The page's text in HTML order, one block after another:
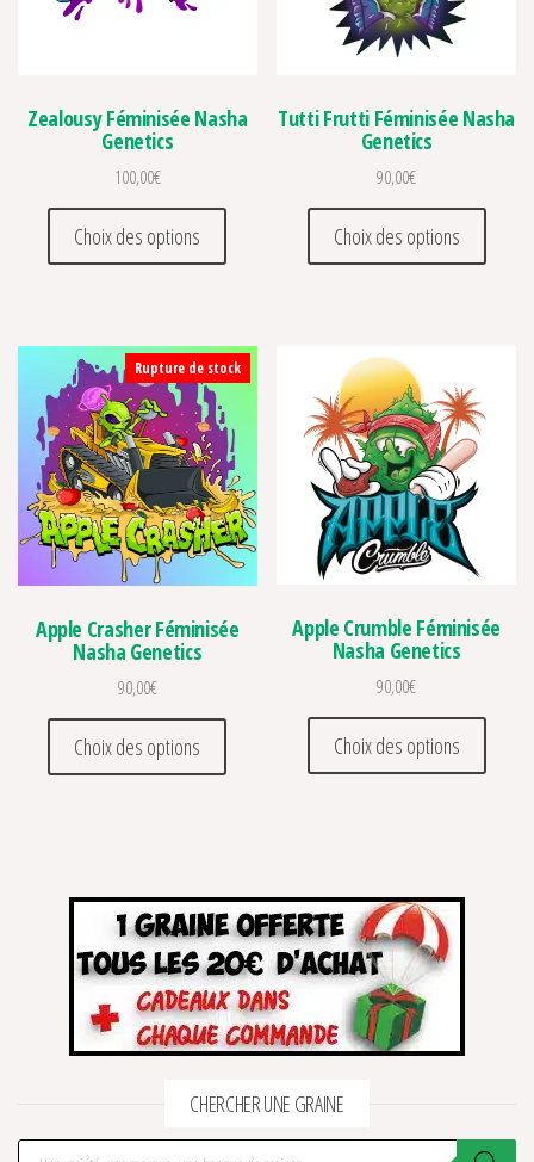
Zealousy Féminisée Nasha
Genetics
100,00€
Choix des options
Ce produit a plusieurs variations. Les
Tutti Frutti Féminisée Nasha
Genetics
90,00€
Choix des options
Ce
Rupture de stock
Apple Crasher Féminisée
Nasha Genetics
90,00€
Choix des options
Ce produit a plusieurs variations. Les
Apple Crumble Féminisée
Nasha Genetics
90,00€
Choix des options
Ce
CHERCHER UNE GRAINE
Recherche de produits